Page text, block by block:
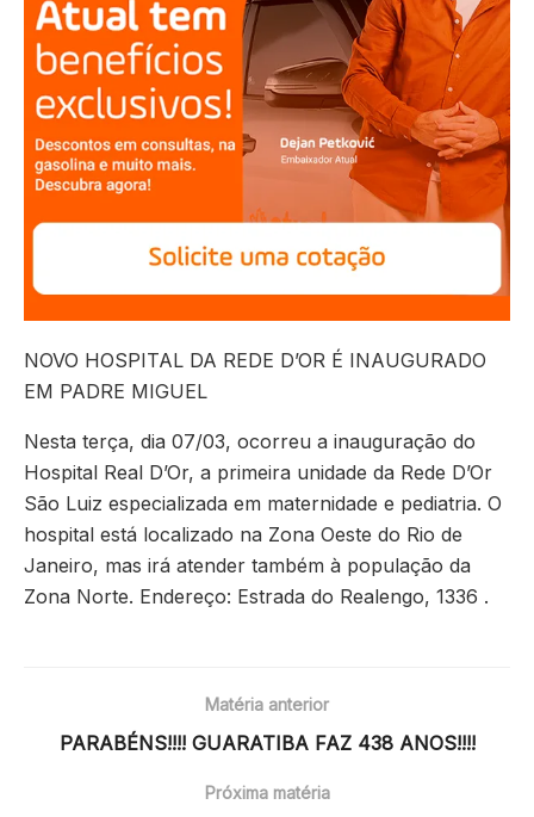
NOVO HOSPITAL DA REDE D’OR É INAUGURADO
EM PADRE MIGUEL
Nesta terça, dia 07/03, ocorreu a inauguração do
Hospital Real D’Or, a primeira unidade da Rede D’Or
São Luiz especializada em maternidade e pediatria. O
hospital está localizado na Zona Oeste do Rio de
Janeiro, mas irá atender também à população da
Zona Norte. Endereço: Estrada do Realengo, 1336 .
Matéria anterior
PARABÉNS!!!! GUARATIBA FAZ 438 ANOS!!!!
Próxima matéria